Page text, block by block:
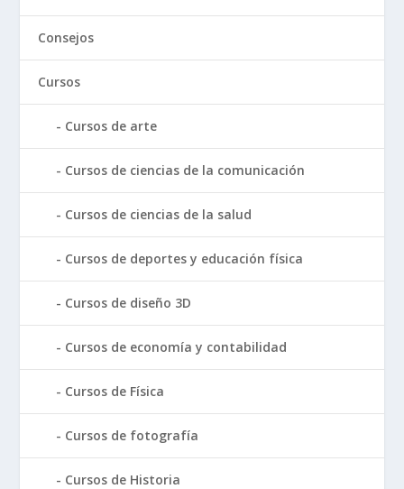
Consejos
Cursos
Cursos de arte
Cursos de ciencias de la comunicación
Cursos de ciencias de la salud
Cursos de deportes y educación física
Cursos de diseño 3D
Cursos de economía y contabilidad
Cursos de Física
Cursos de fotografía
Cursos de Historia